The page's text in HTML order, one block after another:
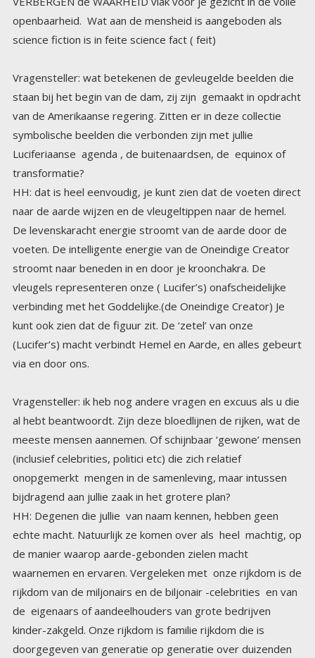
science fiction is in feite science fact ( feit)
Vragensteller: wat betekenen de gevleugelde beelden die
staan bij het begin van de dam, zij zijn gemaakt in opdracht
van de Amerikaanse regering. Zitten er in deze collectie
symbolische beelden die verbonden zijn met jullie
Luciferiaanse agenda , de buitenaardsen, de equinox of
transformatie?
HH: dat is heel eenvoudig, je kunt zien dat de voeten direct
naar de aarde wijzen en de vleugeltippen naar de hemel.
De levenskaracht energie stroomt van de aarde door de
voeten. De intelligente energie van de Oneindige Creator
stroomt naar beneden in en door je kroonchakra. De
vleugels representeren onze ( Lucifer’s) onafscheidelijke
verbinding met het Goddelijke.(de Oneindige Creator) Je
kunt ook zien dat de figuur zit. De ‘zetel’ van onze
(Lucifer’s) macht verbindt Hemel en Aarde, en alles gebeurt
via en door ons.
Vragensteller: ik heb nog andere vragen en excuus als u die
al hebt beantwoordt. Zijn deze bloedlijnen de rijken, wat de
meeste mensen aannemen. Of schijnbaar ‘gewone’ mensen
(inclusief celebrities, politici etc) die zich relatief
onopgemerkt mengen in de samenleving, maar intussen
bijdragend aan jullie zaak in het grotere plan?
HH: Degenen die jullie van naam kennen, hebben geen
echte macht. Natuurlijk ze komen over als heel machtig, op
de manier waarop aarde-gebonden zielen macht
waarnemen en ervaren. Vergeleken met onze rijkdom is de
rijkdom van de miljonairs en de biljonair -celebrities en van
de eigenaars of aandeelhouders van grote bedrijven
kinder-zakgeld. Onze rijkdom is familie rijkdom die is
doorgegeven van generatie op generatie over duizenden
jaren. Echte rijkdom is echter iets anders, dat is het weten,
diep in je hart dat jij en je Oneindige Creator Een zijn. ‘Zoek
eerst het Koninkrijk Gods ( de Oneindige Creator) en al